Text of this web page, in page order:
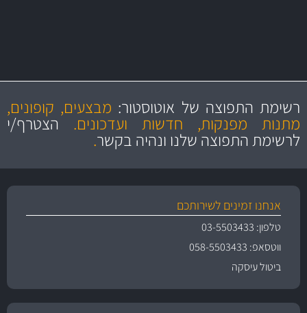
מקצועיות
ושירות מצויין
מחירים
הוגנים
והיצע מוצרים איכותירשימת התפוצה של אוטוסטור: מבצעים, קופונים,
מתנות מפנקות, חדשות ועדכונים.הצטרף/י
לרשימת התפוצה שלנו ונהיה בקשר.
אנחנו זמינים לשירותכם
טלפון: 03-5503433
ווטסאפ: 058-5503433
ביטול עיסקה